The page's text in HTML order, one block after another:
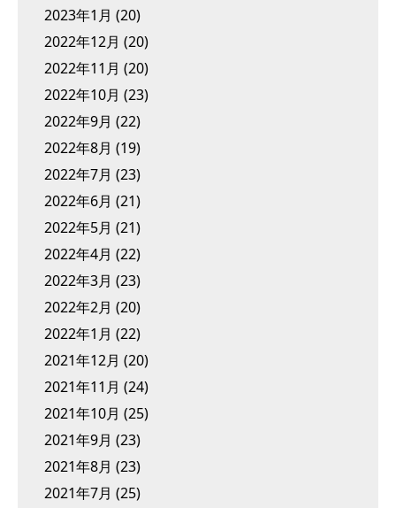
2023年1月 (20)
2022年12月 (20)
2022年11月 (20)
2022年10月 (23)
2022年9月 (22)
2022年8月 (19)
2022年7月 (23)
2022年6月 (21)
2022年5月 (21)
2022年4月 (22)
2022年3月 (23)
2022年2月 (20)
2022年1月 (22)
2021年12月 (20)
2021年11月 (24)
2021年10月 (25)
2021年9月 (23)
2021年8月 (23)
2021年7月 (25)